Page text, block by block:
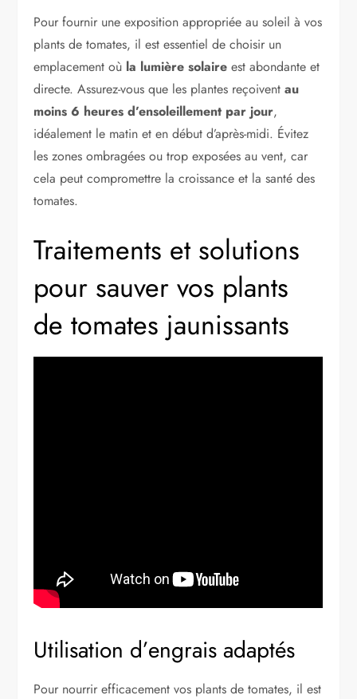
Pour fournir une exposition appropriée au soleil à vos
plants de tomates, il est essentiel de choisir un
emplacement où la lumière solaire est abondante et
directe. Assurez-vous que les plantes reçoiventau
moins 6 heures d’ensoleillement par jour,
idéalement le matin et en début d’après-midi. Évitez
les zones ombragées ou trop exposées au vent, car
cela peut compromettre la croissance et la santé des
tomates.
Traitements et solutions
pour sauver vos plants
de tomates jaunissants
Utilisation d’engrais adaptés
Pour nourrir efficacement vos plants de tomates, il est